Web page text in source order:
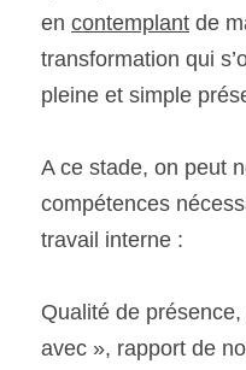
en contemplant de
transformation qui
pleine et simple
A ce stade, on peut
compétences
travail interne :
Qualité de
avec », rapport de